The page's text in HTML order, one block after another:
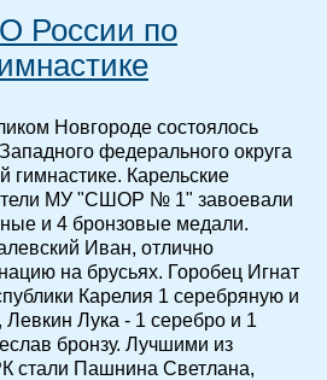
России по
Новгороде состоялось
федерального округа
гимнастике. Карельские
МУ "СШОР № 1" завоевали
и 4 бронзовые медали.
Иван, отлично
на брусьях. Горобец Игнат
Карелия 1 серебряную и
Лука - 1 серебро и 1
бронзу. Лучшими из
стали Пашнина Светлана,